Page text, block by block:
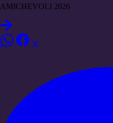
AMICHEVOLI 2026